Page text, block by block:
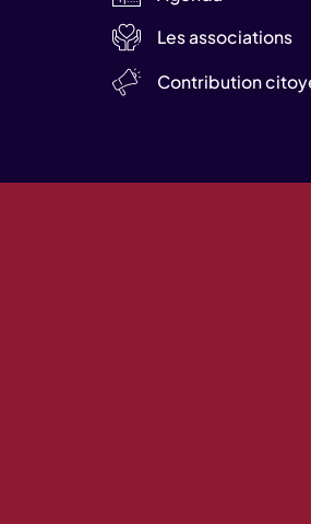
Les associations
Contribution